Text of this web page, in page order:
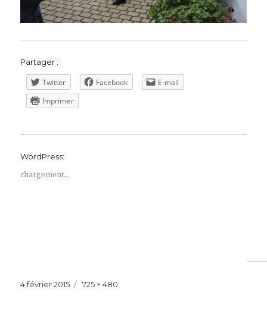
Partager :
Twitter Facebook
E-mail
Imprimer
WordPress:
chargement…
Publié
4 février 2015
Taille
725 × 480